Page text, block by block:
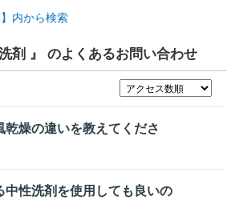
内から検索
剤 』 のよくあるお問い合わせ
乾燥の違いを教えてくださ
中性洗剤を使用しても良いの